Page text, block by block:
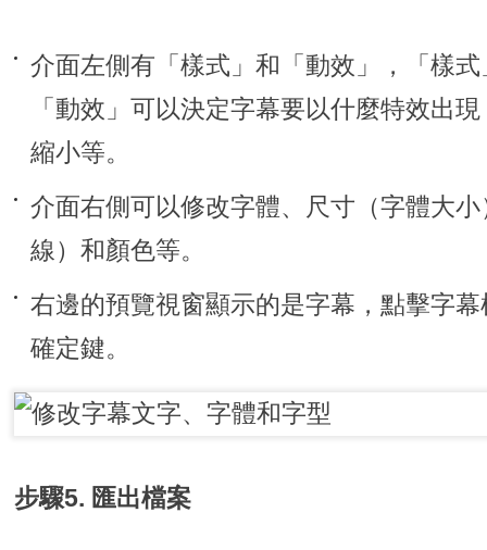
介面左側有「樣式」和「動效」，「樣
「動效」可以決定字幕要以什麼特效出
縮小等。
介面右側可以修改字體、尺寸（字體大
線）和顏色等。
右邊的預覽視窗顯示的是字幕，點擊字
確定鍵。
步驟5. 匯出檔案